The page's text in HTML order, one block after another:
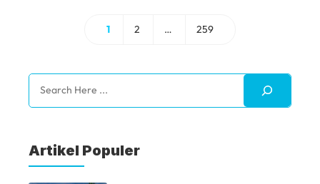
Halaman
1 Halaman
2 … Halaman
259
Search
Artikel Populer